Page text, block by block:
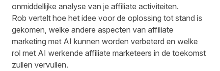
onmiddellijke analyse van je affiliate activiteiten.
Rob vertelt hoe het idee voor de oplossing tot stand is
gekomen, welke andere aspecten van affiliate
marketing met AI kunnen worden verbeterd en welke
rol met AI werkende affiliate marketeers in de toekomst
zullen vervullen.